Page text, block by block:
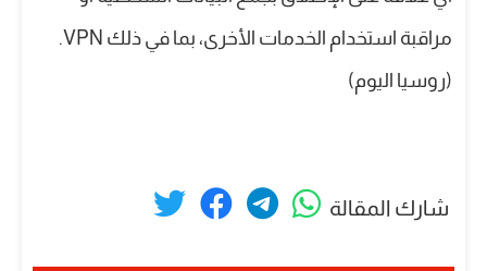
مراقبة استخدام الخدمات الأخرى، بما في ذلك VPN.
(روسيا اليوم)
شارك المقالة